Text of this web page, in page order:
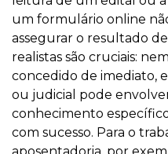
um formulário online
assegurar o resultado
realistas são cruciais:
concedido de imediato,
ou judicial pode
conhecimento
com sucesso. Para o